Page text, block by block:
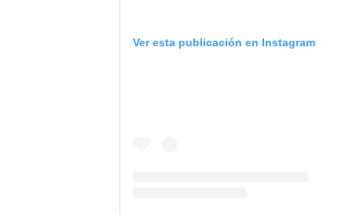
Ver esta publicación en Instagram